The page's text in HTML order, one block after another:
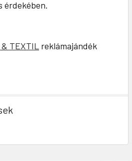
érdekében.
TEXTIL reklámajándék